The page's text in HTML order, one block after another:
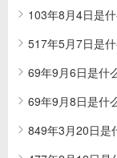
103年8月4日是
517年5月7日是
69年9月6日是什
69年9月8日是什
849年3月20日是